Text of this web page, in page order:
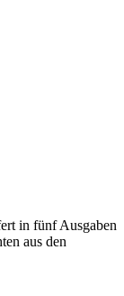
in fünf Ausgaben
aus den